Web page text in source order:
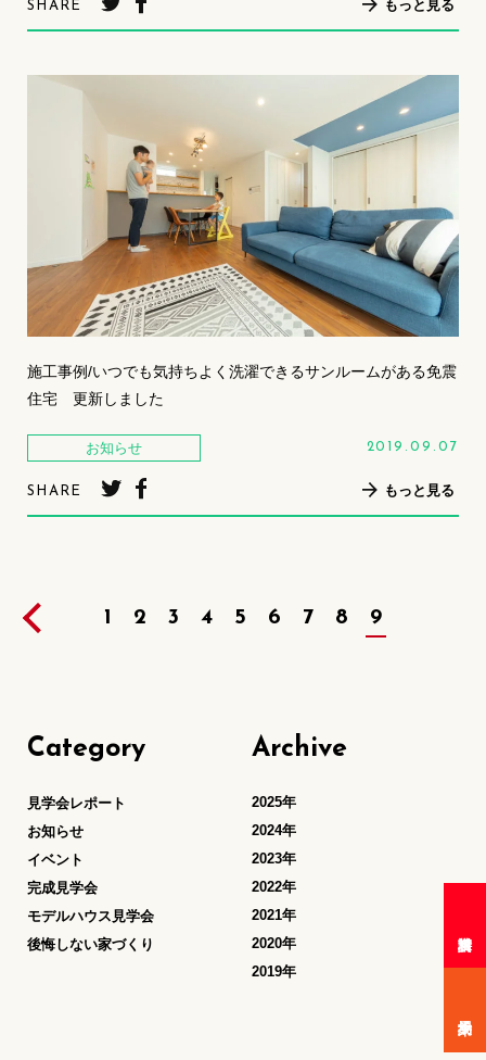
SHARE もっと見る
施工事例/いつでも気持ちよく洗濯できるサンルームがある免震
住宅 更新しました
お知らせ 2019.09.07
SHARE もっと見る
1 2 3 4 5 6 7 8 9
Category
見学会レポート
お知らせ
イベント
完成見学会
モデルハウス見学会
後悔しない家づくり
Archive
2025年
2024年
2023年
2022年
2021年
2020年
2019年